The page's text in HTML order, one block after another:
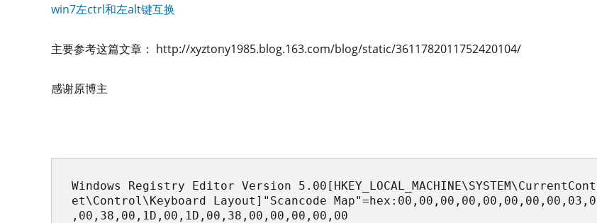
win7左ctrl和左alt键互换
主要参考这篇文章： http://xyztony1985.blog.163.com/blog/static/3611782011752420104/
感谢原博主
Windows Registry Editor Version
et\Control\Keyboard Layout]"Scancode
,00,38,00,1D,00,1D,00,38,00,00,00,00,00